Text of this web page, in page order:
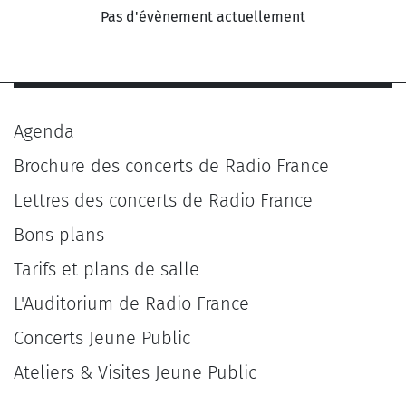
Pas d'évènement actuellement
Agenda
Brochure des concerts de Radio France
Lettres des concerts de Radio France
Bons plans
Tarifs et plans de salle
L'Auditorium de Radio France
Concerts Jeune Public
Ateliers & Visites Jeune Public